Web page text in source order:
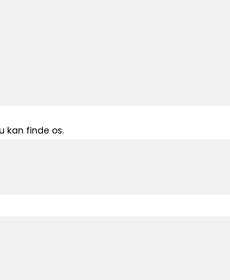
autonome markrobot
hvordan vores markrobot FarmDroid
😊 Der vil være en
til endivie, der er forbedret
baseret på princippet om
kan finde os.